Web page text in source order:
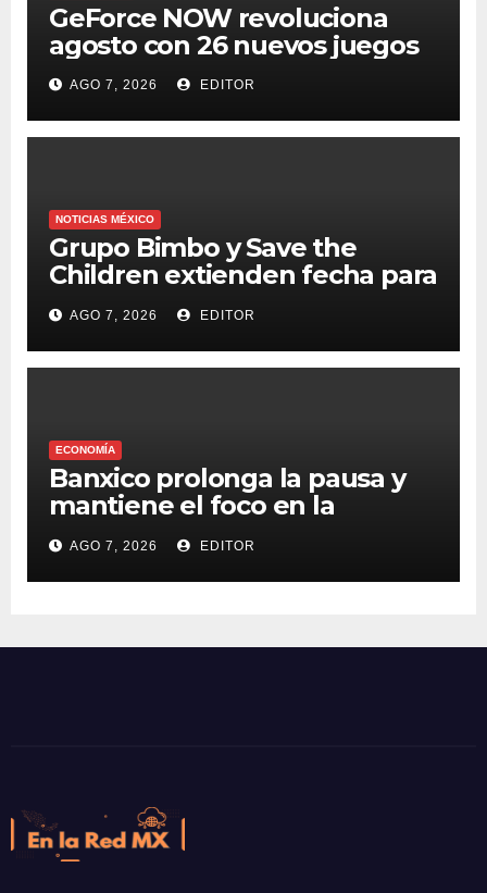
GeForce NOW revoluciona
agosto con 26 nuevos juegos
AGO 7, 2026 EDITOR
NOTICIAS MÉXICO
Grupo Bimbo y Save the
Children extienden fecha para
apoyar a damnificados de
Venezuela
AGO 7, 2026 EDITOR
ECONOMÍA
Banxico prolonga la pausa y
mantiene el foco en la
inflación
AGO 7, 2026 EDITOR